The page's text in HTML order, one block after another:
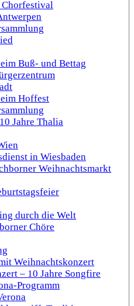
Chorfestival
Buß- und Bettag
Hoffest
Jahre Thalia
in Wiesbaden
Weihnachtsmarkt
durch die Welt
Chöre
Weihnachtskonzert
– 10 Jahre Songfire
Programm